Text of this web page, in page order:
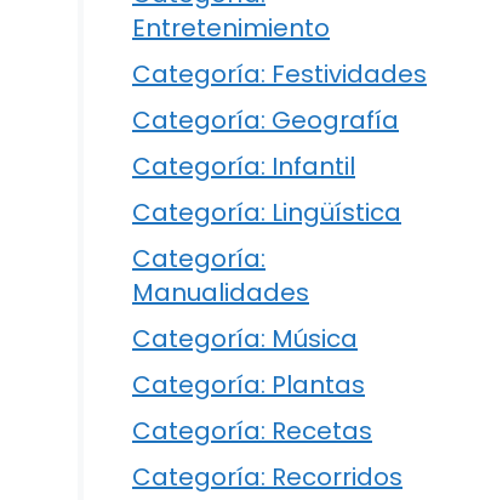
Entretenimiento
Categoría: Festividades
Categoría: Geografía
Categoría: Infantil
Categoría: Lingüística
Categoría:
Manualidades
Categoría: Música
Categoría: Plantas
Categoría: Recetas
Categoría: Recorridos